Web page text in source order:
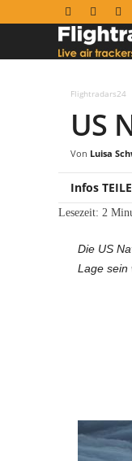
Flightradars24
US
Von Luisa
Infos
Lesezeit: 2
Die US
Lage sein